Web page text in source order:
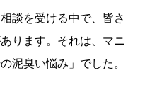
談を受ける中で、皆さ
ります。それは、マニ
泥臭い悩み」でした。